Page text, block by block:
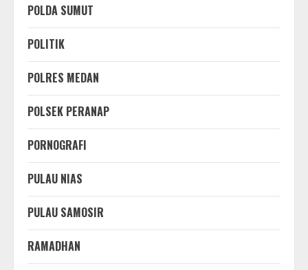
POLDA SUMUT
POLITIK
POLRES MEDAN
POLSEK PERANAP
PORNOGRAFI
PULAU NIAS
PULAU SAMOSIR
RAMADHAN